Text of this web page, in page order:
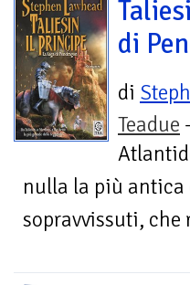
di
di
Teadue
nulla la più antica
sopravvissuti,